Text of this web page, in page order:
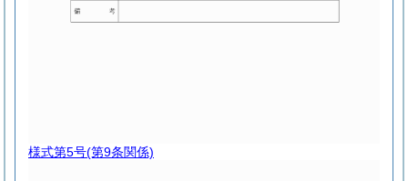
様式第5号(第9条関係)